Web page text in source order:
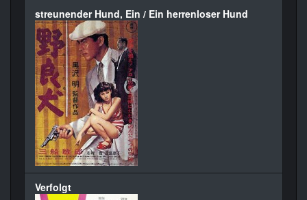
streunender Hund, Ein / Ein herrenloser Hund
Verfolgt